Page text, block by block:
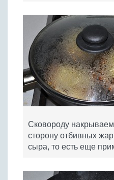
Сковороду
сторону отбивных
сыра, то есть еще